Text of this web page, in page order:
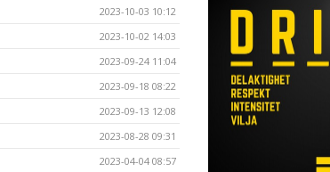
2023-10-03 10:12
2023-10-02 14:03
2023-09-24 11:04
2023-09-18 08:22
2023-09-13 12:08
2023-08-28 09:31
2023-04-04 08:57